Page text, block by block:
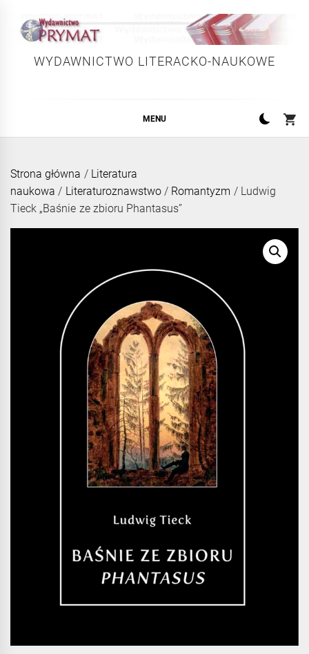
content
WYDAWNICTWO LITERACKO-NAUKOWE
MENU
Strona główna / Literatura
naukowa / Literaturoznawstwo/ Romantyzm / Ludwig
Tieck „Baśnie ze zbioru Phantasus”